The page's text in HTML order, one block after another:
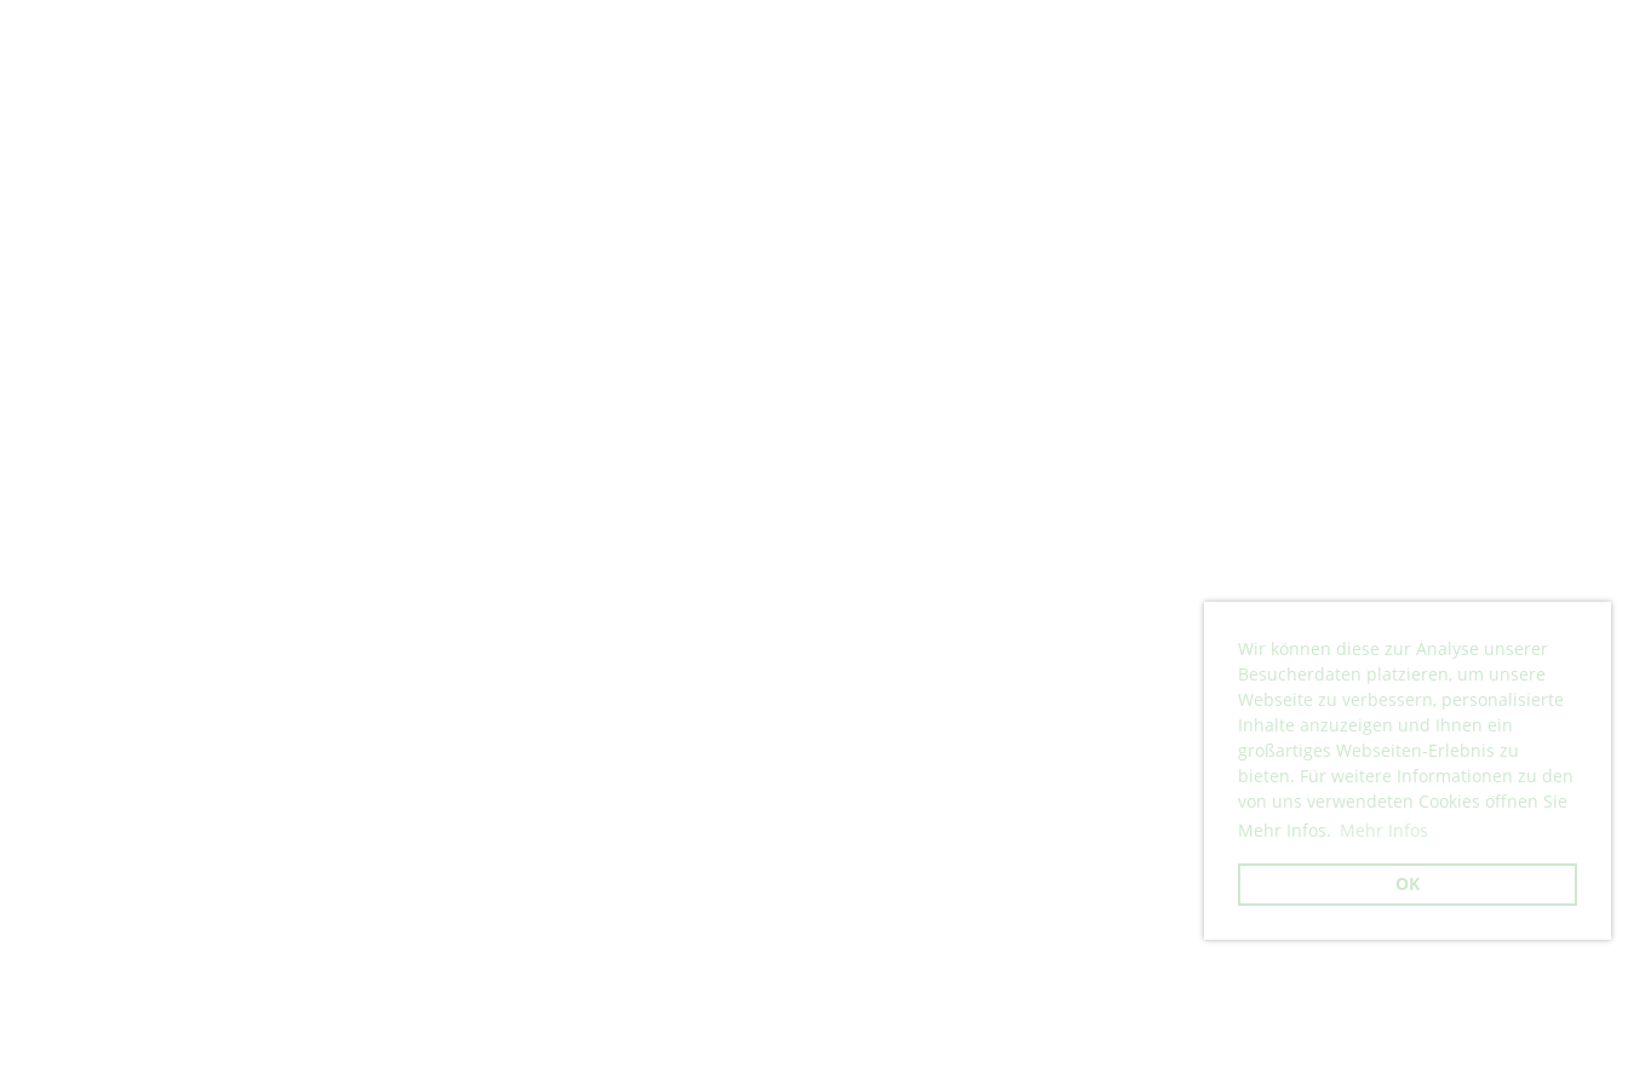
Wir können diese zur Analyse unserer
Besucherdaten platzieren, um unsere
Webseite zu verbessern, personalisierte
Inhalte anzuzeigen und Ihnen ein
großartiges Webseiten-Erlebnis zu
bieten. Für weitere Informationen zu den
von uns verwendeten Cookies öffnen Sie
Mehr Infos. Mehr Infos
OK